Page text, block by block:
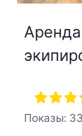
Показы: